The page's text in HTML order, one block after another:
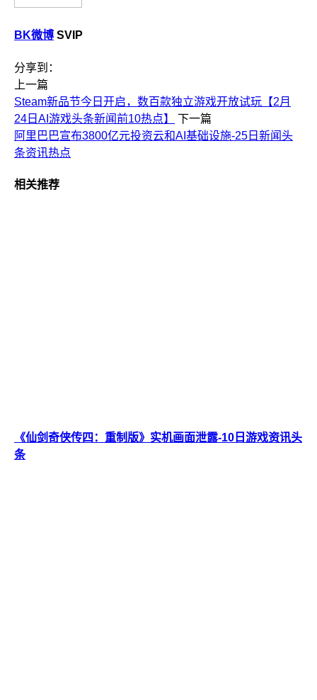
BK微博 SVIP
分享到：
上一篇
Steam新品节今日开启，数百款独立游戏开放试玩【2月
24日AI游戏头条新闻前10热点】
下一篇
阿里巴巴宣布3800亿元投资云和AI基础设施-25日新闻头
条资讯热点
相关推荐
《仙剑奇侠传四：重制版》实机画面泄露-10日游戏资讯头
条